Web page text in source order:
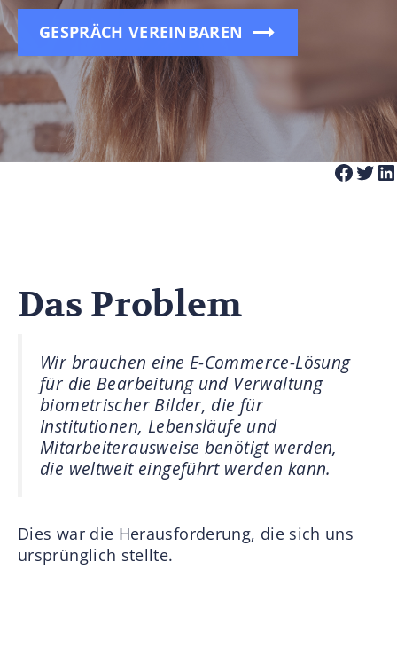
GESPRÄCH VEREINBAREN
Das Problem
Wir brauchen eine E-Commerce-Lösung
für die Bearbeitung und Verwaltung
biometrischer Bilder, die für
Institutionen, Lebensläufe und
Mitarbeiterausweise benötigt werden,
die weltweit eingeführt werden kann.
Dies war die Herausforderung, die sich uns
ursprünglich stellte.